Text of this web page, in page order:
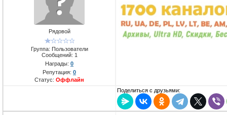
Рядовой
Группа: Пользователи
Сообщений: 1
Награды: 0
Репутация: 0
Статус: Оффлайн
Поделиться с друзьями: